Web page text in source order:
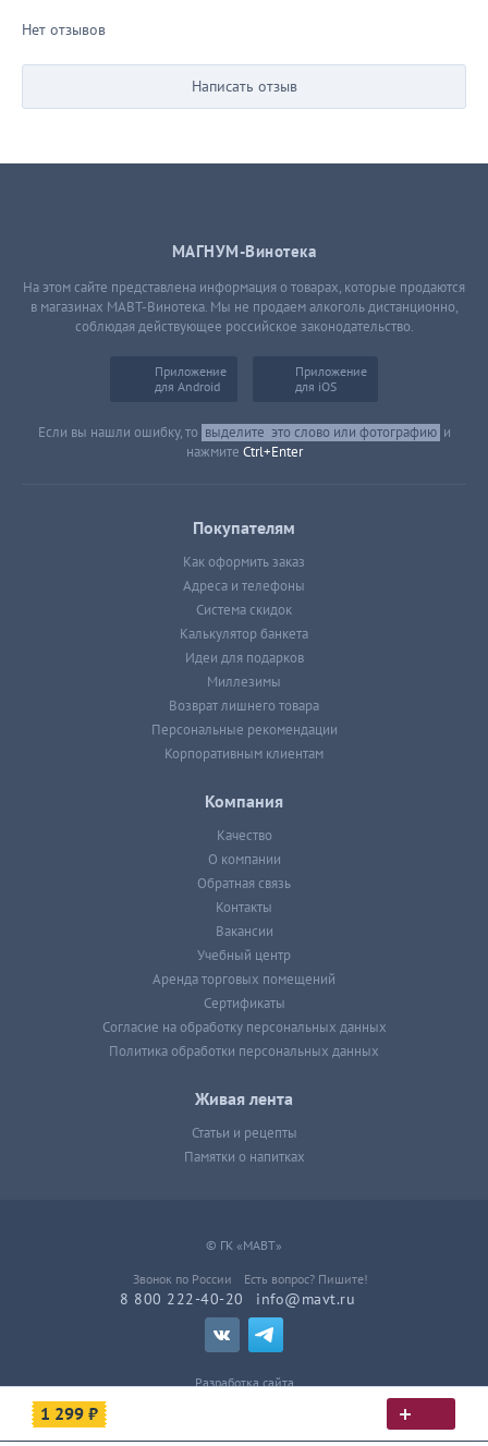
1 299 ₽
Нет отзывов
Написать отзыв
МАГНУМ-Винотека
На этом сайте представлена информация о товарах, которые продаются
в магазинах МАВТ-Винотека. Мы не продаем алкоголь дистанционно,
соблюдая действующее российское законодательство.
Приложение
для Android
Приложение
для iOS
Если вы нашли ошибку, то выделите это слово или фотографию и
нажмите Ctrl+Enter
Покупателям
Как оформить заказ
Адреса и телефоны
Система скидок
Калькулятор банкета
Идеи для подарков
Миллезимы
Возврат лишнего товара
Персональные рекомендации
Корпоративным клиентам
Компания
Качество
О компании
Обратная связь
Контакты
Вакансии
Учебный центр
Аренда торговых помещений
Сертификаты
Согласие на обработку персональных данных
Политика обработки персональных данных
Живая лента
Статьи и рецепты
Памятки о напитках
© ГК «МАВТ»
Звонок по России
8 800 222-40-20
Есть вопрос? Пишите!
info@mavt.ru
Разработка сайта